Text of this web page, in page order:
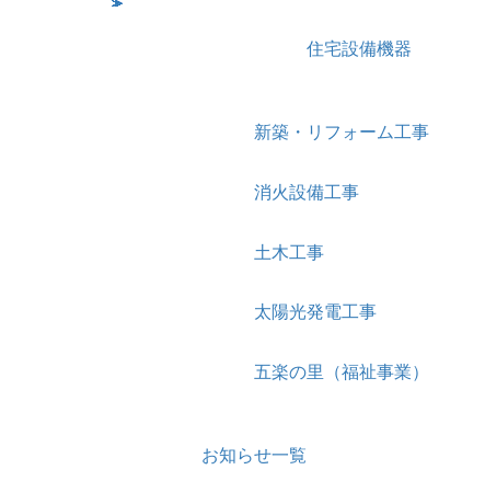
住宅設備機器
新築・リフォーム工事
消火設備工事
土木工事
太陽光発電工事
五楽の里（福祉事業）
お知らせ一覧